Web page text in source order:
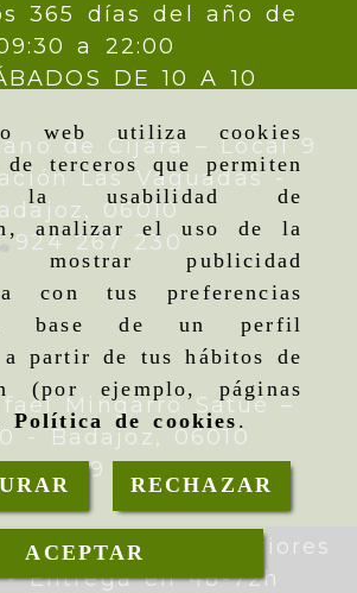
web utiliza cookies
terceros que permiten
la usabilidad de
analizar el uso de la
publicidad
con tus preferencias
base de un perfil
a partir de tus hábitos de
(por ejemplo, páginas
Política de cookies .
RECHAZAR
ACEPTAR
365 días del año de
a 22:00
DE 10 A 10
de Cijara – Local 9
Las Vaguadas -
06010
924 267 230
Mingarro Satué –
-
Badajoz, 06010
924 09 19 95
en pedidos superiores
Entrega en 48-72h